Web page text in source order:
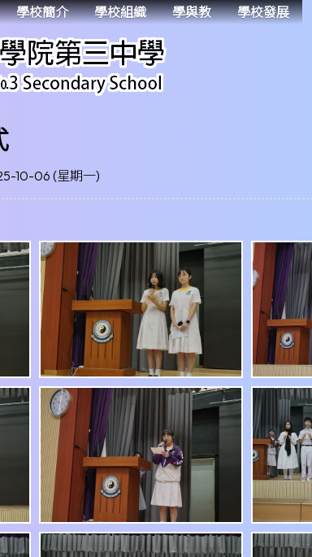
學校簡介 學校組織 學與教 學校發展
10-06 (星期一)